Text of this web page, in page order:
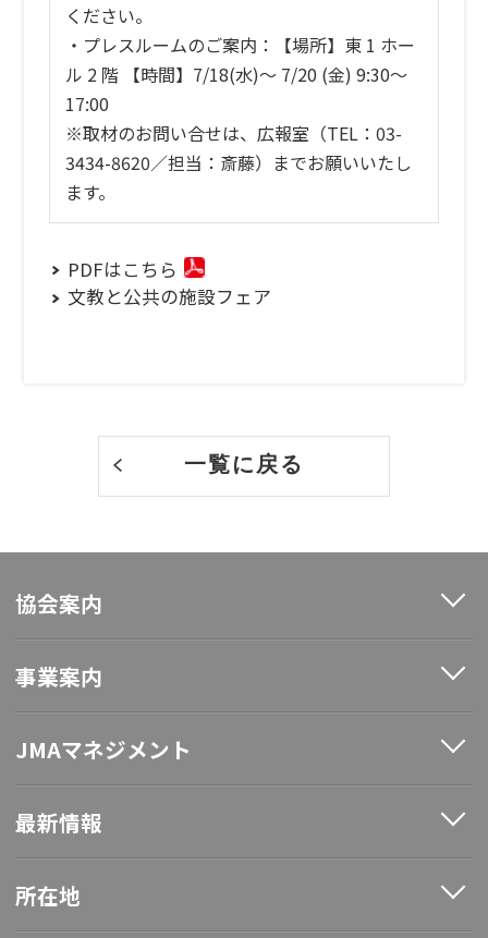
ください。
・プレスルームのご案内：【場所】東 1 ホー
ル 2 階 【時間】7/18(水)～ 7/20 (金) 9:30～
17:00
※取材のお問い合せは、広報室（TEL：03-
3434-8620／担当：斎藤）までお願いいたし
ます。
PDFはこちら
文教と公共の施設フェア
一覧に戻る
協会案内
事業案内
JMAマネジメント
最新情報
所在地